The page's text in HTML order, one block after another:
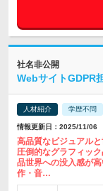
社名非公開
WebサイトGDPR
人材紹介 学歴不問
情報更新日：2025/11/06
高品質なビジュアル
圧倒的なグラフィッ
品世界への没入感が
作・音…